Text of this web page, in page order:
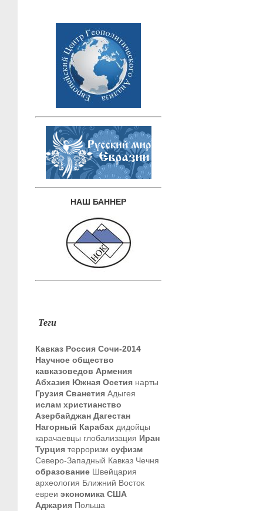
НАШ БАННЕР
Теги
Кавказ Россия Сочи-2014
Научное общество
кавказоведов Армения
Абхазия Южная Осетия нарты
Грузия Сванетия Адыгея
ислам христианство
Азербайджан Дагестан
Нагорный Карабах дидойцы
карачаевцы глобализация Иран
Турция терроризм суфизм
Северо-Западный Кавказ Чечня
образование Швейцария
археология Ближний Восток
евреи экономика США
Аджария Польша